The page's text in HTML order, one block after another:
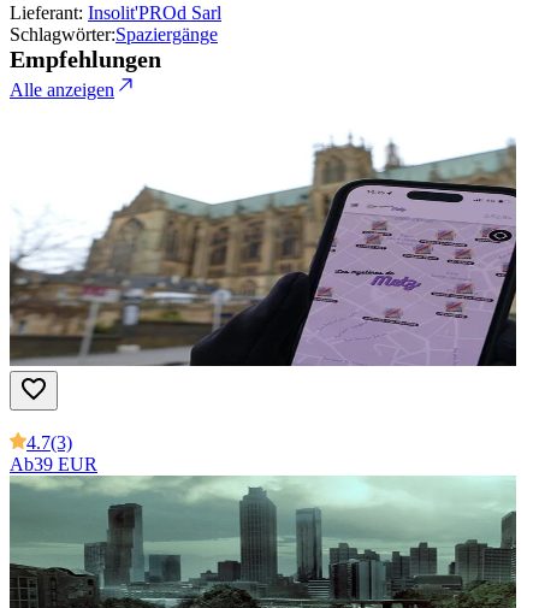
Lieferant: Insolit'PROd Sarl
Schlagwörter:Spaziergänge
Empfehlungen
Alle anzeigen
4.7(3)
Ab39 EUR